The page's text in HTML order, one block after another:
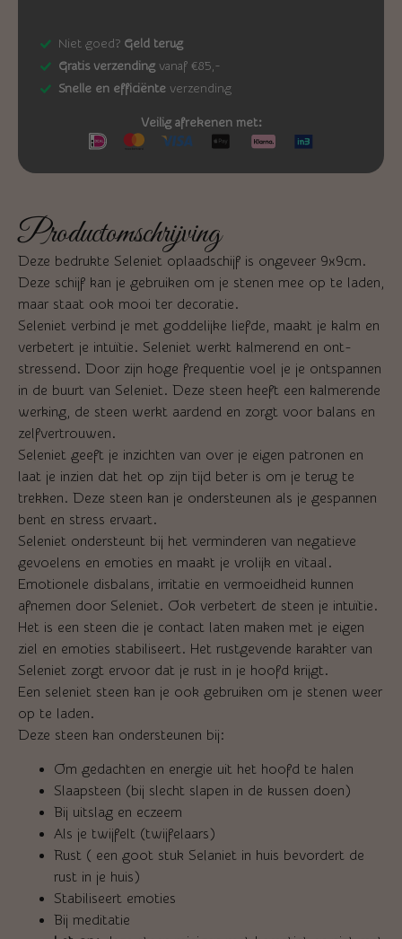
Niet goed? Geld terug
Gratis verzending vanaf €85,-
Snelle en efficiënte verzending
Veilig afrekenen met:
Productomschrijving
Deze bedrukte Seleniet oplaadschijf is ongeveer 9x9cm.
Deze schijf kan je gebruiken om je stenen mee op te laden,
maar staat ook mooi ter decoratie.
Seleniet verbind je met goddelijke liefde, maakt je kalm en
verbetert je intuïtie. Seleniet werkt kalmerend en ont-
stressend. Door zijn hoge frequentie voel je je ontspannen
in de buurt van Seleniet. Deze steen heeft een kalmerende
werking, de steen werkt aardend en zorgt voor balans en
zelfvertrouwen.
Seleniet geeft je inzichten van over je eigen patronen en
laat je inzien dat het op zijn tijd beter is om je terug te
trekken. Deze steen kan je ondersteunen als je gespannen
bent en stress ervaart.
Seleniet ondersteunt bij het verminderen van negatieve
gevoelens en emoties en maakt je vrolijk en vitaal.
Emotionele disbalans, irritatie en vermoeidheid kunnen
afnemen door Seleniet. Ook verbetert de steen je intuïtie.
Het is een steen die je contact laten maken met je eigen
ziel en emoties stabiliseert. Het rustgevende karakter van
Seleniet zorgt ervoor dat je rust in je hoofd krijgt.
Een seleniet steen kan je ook gebruiken om je stenen weer
op te laden.
Deze steen kan ondersteunen bij:
Om gedachten en energie uit het hoofd te halen
Slaapsteen (bij slecht slapen in de kussen doen)
Bij uitslag en eczeem
Als je twijfelt (twijfelaars)
Rust ( een goot stuk Selaniet in huis bevordert de
rust in je huis)
Stabiliseert emoties
Bij meditatie